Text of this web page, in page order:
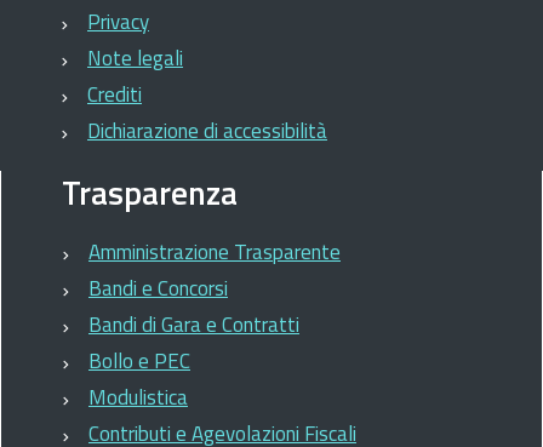
Privacy
Note legali
Crediti
Dichiarazione di accessibilità
Trasparenza
Amministrazione Trasparente
Bandi e Concorsi
Bandi di Gara e Contratti
Bollo e PEC
Modulistica
Contributi e Agevolazioni Fiscali